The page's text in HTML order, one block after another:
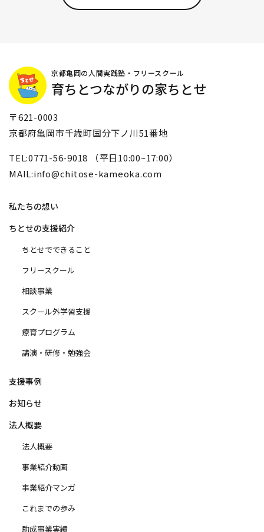
京都亀岡の人間実践塾・フリースクール
育ちとつながりの家ちとせ
〒621-0003
京都府亀岡市千歳町国分下ノ川51番地
TEL:0771-56-9018 （平日10:00~17:00）
MAIL:info@chitose-kameoka.com
私たちの想い
ちとせの支援紹介
ちとせでできること
フリースクール
相談事業
スクール外学習支援
療育プログラム
講演・研修・勉強会
支援事例
お知らせ
法人概要
法人概要
事業紹介動画
事業紹介マンガ
これまでの歩み
助成事業実績